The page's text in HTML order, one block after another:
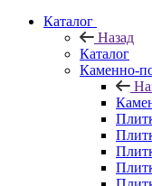
Каталог
Назад
Каталог
Каменно-